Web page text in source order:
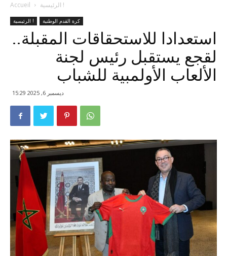
Accueil الرئيسية !
الرئيسية ! كرة القدم الوطنية
استعدادا للاستحقاقات المقبلة..
لقجع يستقبل رئيس لجنة
الألعاب الأولمبية للشباب
ديسمبر 6, 2025 15:29